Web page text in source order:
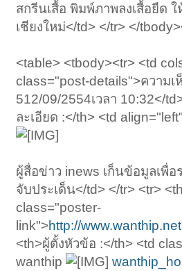
สกรีนเสื้อ พิมพ์ภาพลงเสื้อยืด
เชียงใหม่</td> </tr> </
<table> <tbody><tr> <td
class="post-details">ความเ
512/09/2554เวลา 10:32</
ละเอียด :</th> <td
ผู้สื่อข่าว inews เก็นข้อมูลเพื่
จับประเด็น</td> </tr> <tr>
class="poster-
link">http://www.wanthip.net
<th>ผู้ตั้งหัวข้อ :</th> <td
wanthip